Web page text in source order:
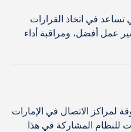
في اتخاذ القرارات
عمل أفضل، ومراقبة أداء
لمراكز الاتصال في الإمارات
للنظام المشاركة في هذا